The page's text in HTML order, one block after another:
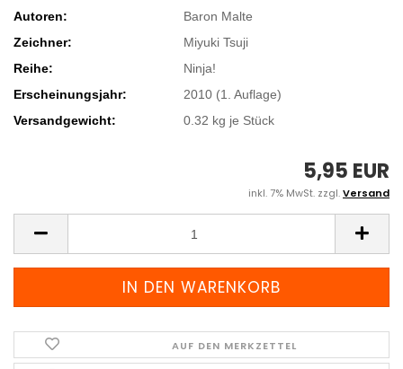
Autoren:
Baron Malte
Zeichner:
Miyuki Tsuji
Reihe:
Ninja!
Erscheinungsjahr:
2010 (1. Auflage)
Versandgewicht:
0.32 kg je Stück
5,95 EUR
inkl. 7% MwSt. zzgl.Versand
AUF DEN MERKZETTEL